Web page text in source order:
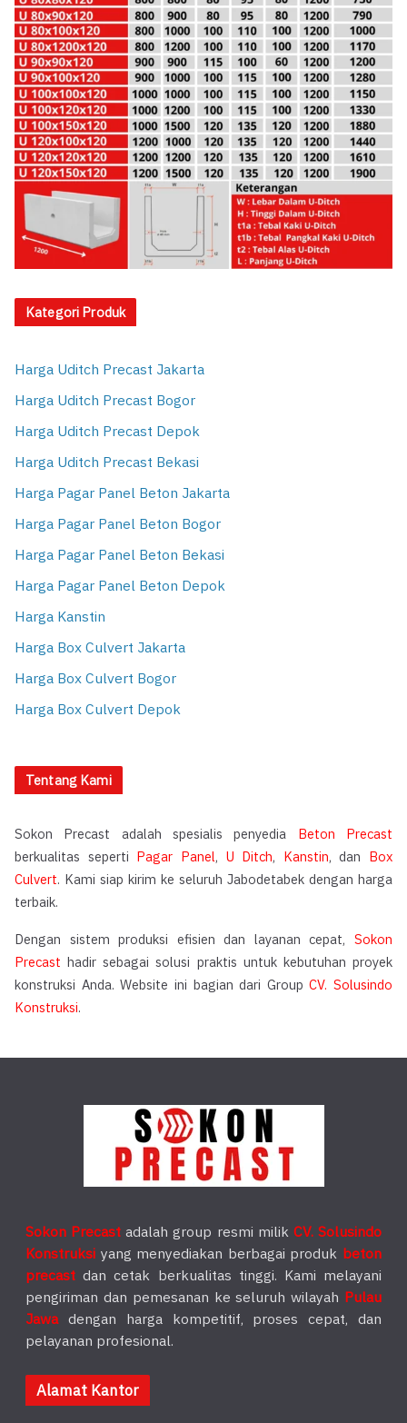
Kategori Produk
Harga Uditch Precast Jakarta
Harga Uditch Precast Bogor
Harga Uditch Precast Depok
Harga Uditch Precast Bekasi
Harga Pagar Panel Beton Jakarta
Harga Pagar Panel Beton Bogor
Harga Pagar Panel Beton Bekasi
Harga Pagar Panel Beton Depok
Harga Kanstin
Harga Box Culvert Jakarta
Harga Box Culvert Bogor
Harga Box Culvert Depok
Tentang Kami
Sokon Precast adalah spesialis penyedia Beton Precast
berkualitas seperti Pagar Panel, U Ditch, Kanstin, dan Box
Culvert. Kami siap kirim ke seluruh Jabodetabek dengan harga
terbaik.
Dengan sistem produksi efisien dan layanan cepat, Sokon
Precast hadir sebagai solusi praktis untuk kebutuhan proyek
konstruksi Anda. Website ini bagian dari GroupCV. Solusindo
Konstruksi.
Sokon Precast adalah group resmi milik CV. Solusindo
Konstruksi yang menyediakan berbagai produk beton
precast dan cetak berkualitas tinggi. Kami melayani
pengiriman dan pemesanan ke seluruh wilayah Pulau
Jawadengan harga kompetitif, proses cepat, dan
pelayanan profesional.
Alamat Kantor